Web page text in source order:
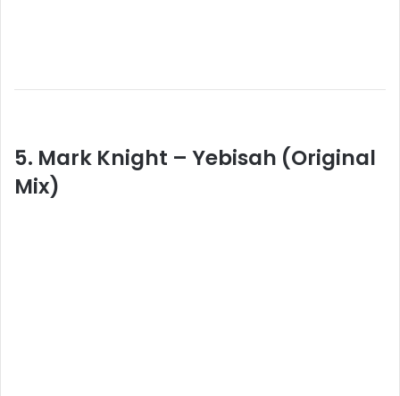
5. Mark Knight – Yebisah (Original
Mix)